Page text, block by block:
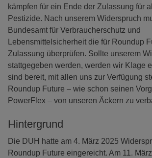
kämpfen für ein Ende der Zulassung für
Pestizide. Nach unserem Widerspruch
Bundesamt für Verbraucherschutz und
Lebensmittelsicherheit die für Roundup
Zulassung überprüfen. Sollte unserem
stattgegeben werden, werden wir Klage
sind bereit, mit allen uns zur Verfügung
Roundup Future – wie schon seinen
PowerFlex – von unseren Äckern zu
Hintergrund
Die DUH hatte am 4. März 2025
Roundup Future eingereicht. Am 11.